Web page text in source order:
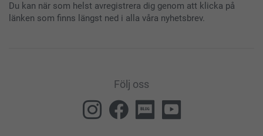
Du kan när som helst avregistrera dig genom att klicka på
länken som finns längst ned i alla våra nyhetsbrev.
Följ oss